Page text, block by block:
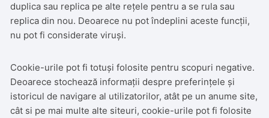
duplica sau replica pe alte rețele pentru a se rula sau
replica din nou. Deoarece nu pot îndeplini aceste funcții,
nu pot fi considerate viruși.
Cookie-urile pot fi totuși folosite pentru scopuri negative.
Deoarece stochează informații despre preferințele și
istoricul de navigare al utilizatorilor, atât pe un anume site,
cât si pe mai multe alte siteuri, cookie-urile pot fi folosite